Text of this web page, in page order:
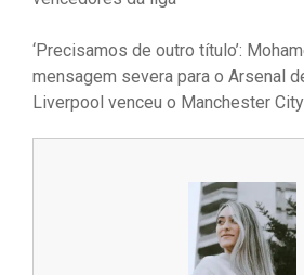
‘Precisamos de outro título’:
mensagem severa para o Arsenal
Liverpool venceu o Manchester City